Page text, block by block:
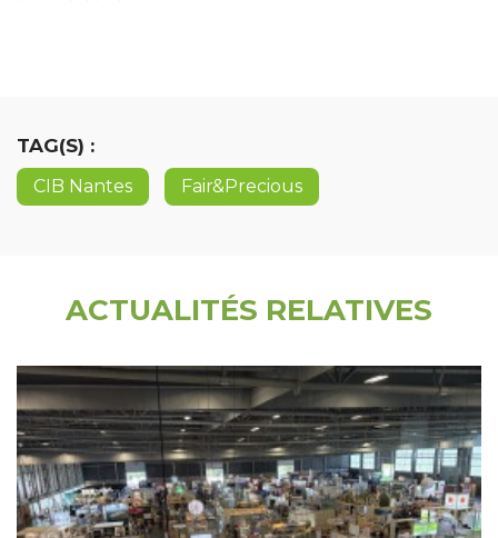
TAG(S) :
CIB Nantes Fair&Precious
ACTUALITÉS RELATIVES